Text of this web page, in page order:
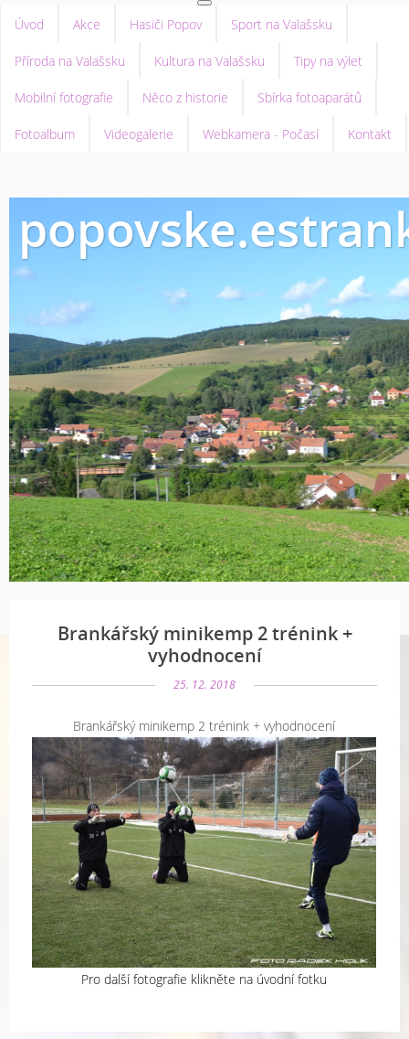
Úvod Akce Hasiči Popov Sport na Valašsku
Příroda na Valašsku Kultura na Valašsku Tipy na výlet
Mobilní fotografie Něco z historie Sbírka fotoaparátů
Fotoalbum Videogalerie Webkamera - Počasí Kontakt
Brankářský minikemp 2 trénink +
vyhodnocení
25. 12. 2018
Brankářský minikemp 2 trénink + vyhodnocení
Pro další fotografie klikněte na úvodní fotku